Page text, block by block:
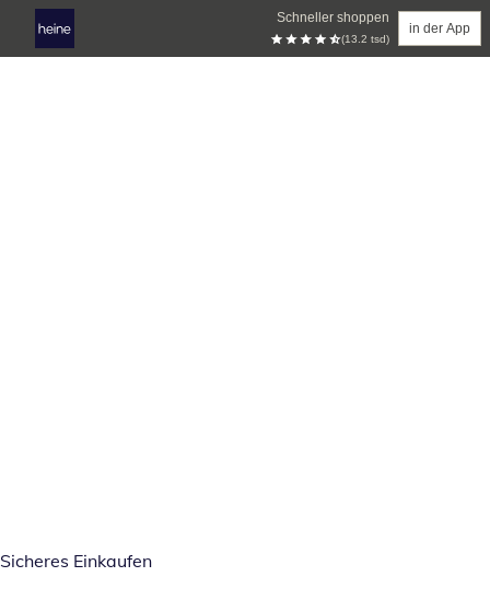
Schneller shoppen
(13.2 tsd)
in der App
Sicheres Einkaufen